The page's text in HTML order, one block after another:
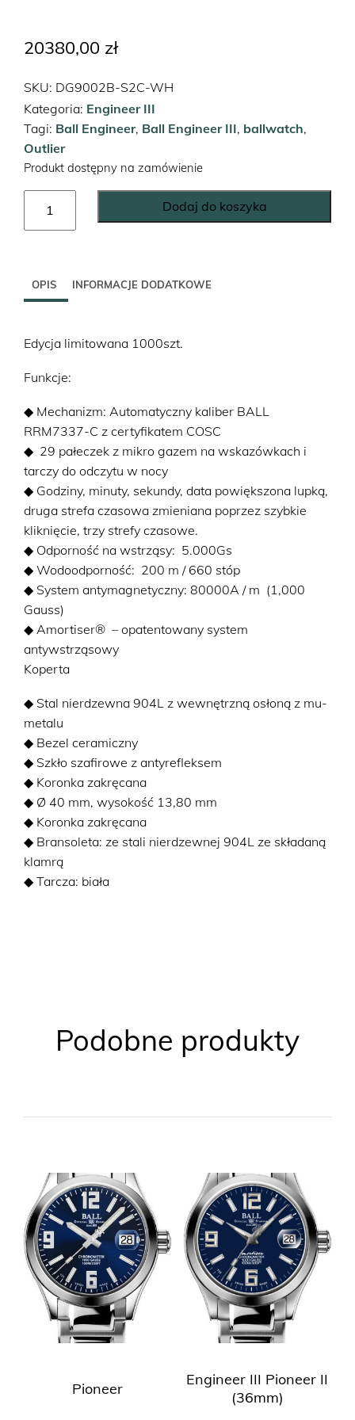
20380,00 zł
SKU: DG9002B-S2C-WH
Kategoria: Engineer III
Tagi: Ball Engineer, Ball Engineer III, ballwatch,
Outlier
Produkt dostępny na zamówienie
Engineer
Dodaj do koszyka
OPIS INFORMACJE DODATKOWE
Edycja limitowana 1000szt.
Funkcje:
◆ Mechanizm: Automatyczny kaliber BALL
RRM7337-C z certyfikatem COSC
◆ 29 pałeczek z mikro gazem na wskazówkach i
tarczy do odczytu w nocy
◆ Godziny, minuty, sekundy, data powiększona lupką,
druga strefa czasowa zmieniana poprzez szybkie
kliknięcie, trzy strefy czasowe.
◆ Odporność na wstrząsy: 5.000Gs
◆ Wodoodporność: 200 m / 660 stóp
◆ System antymagnetyczny: 80000A / m (1,000
Gauss)
◆ Amortiser® – opatentowany system
antywstrząsowy
Koperta
◆ Stal nierdzewna 904L z wewnętrzną osłoną z mu-
metalu
◆ Bezel ceramiczny
◆ Szkło szafirowe z antyrefleksem
◆ Koronka zakręcana
◆ Ø 40 mm, wysokość 13,80 mm
◆ Koronka zakręcana
◆ Bransoleta: ze stali nierdzewnej 904L ze składaną
klamrą
◆ Tarcza: biała
Podobne produkty
Pioneer
Engineer III Pioneer II
(36mm)